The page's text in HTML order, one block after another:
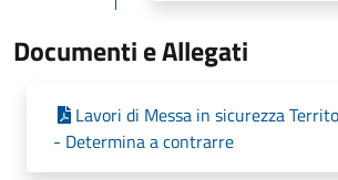
Documenti e Allegati
Lavori di Messa in sicurezza
- Determina a contrarre